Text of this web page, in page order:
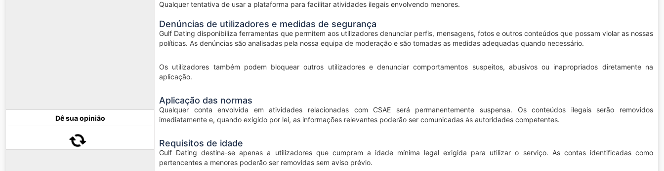
Dê sua opinião
Qualquer tentativa de usar a plataforma para facilitar atividades ilegais envolvendo menores.
Denúncias de utilizadores e medidas de segurança
Gulf Dating disponibiliza ferramentas que permitem aos utilizadores denunciar perfis, mensagens, fotos e outros conteúdos que possam violar as nossas
políticas. As denúncias são analisadas pela nossa equipa de moderação e são tomadas as medidas adequadas quando necessário.
Os utilizadores também podem bloquear outros utilizadores e denunciar comportamentos suspeitos, abusivos ou inapropriados diretamente na
aplicação.
Aplicação das normas
Qualquer conta envolvida em atividades relacionadas com CSAE será permanentemente suspensa. Os conteúdos ilegais serão removidos
imediatamente e, quando exigido por lei, as informações relevantes poderão ser comunicadas às autoridades competentes.
Requisitos de idade
Gulf Dating destina-se apenas a utilizadores que cumpram a idade mínima legal exigida para utilizar o serviço. As contas identificadas como
pertencentes a menores poderão ser removidas sem aviso prévio.